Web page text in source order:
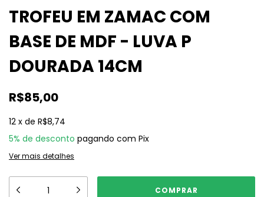
TROFEU EM ZAMAC COM
BASE DE MDF - LUVA P
DOURADA 14CM
R$85,00
12 x de R$8,74
5% de desconto pagando com Pix
Ver mais detalhes